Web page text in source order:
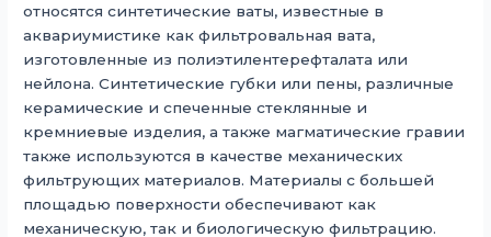
относятся синтетические ваты, известные в
аквариумистике как фильтровальная вата,
изготовленные из полиэтилентерефталата или
нейлона. Синтетические губки или пены, различные
керамические и спеченные стеклянные и
кремниевые изделия, а также магматические гравии
также используются в качестве механических
фильтрующих материалов. Материалы с большей
площадью поверхности обеспечивают как
механическую, так и биологическую фильтрацию.